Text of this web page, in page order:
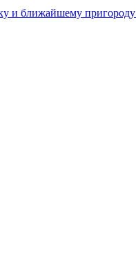
и ближайшему пригороду